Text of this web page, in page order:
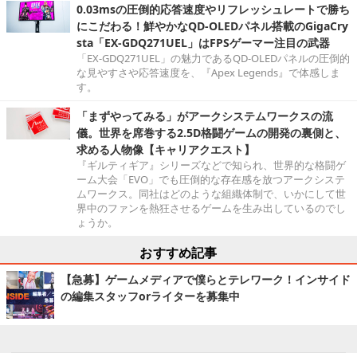
0.03msの圧倒的応答速度やリフレッシュレートで勝ち
にこだわる！鮮やかなQD-OLEDパネル搭載のGigaCry
sta「EX-GDQ271UEL」はFPSゲーマー注目の武器
「EX-GDQ271UEL」の魅力であるQD-OLEDパネルの圧倒的
な見やすさや応答速度を、『Apex Legends』で体感しま
す。
「まずやってみる」がアークシステムワークスの流
儀。世界を席巻する2.5D格闘ゲームの開発の裏側と、
求める人物像【キャリアクエスト】
『ギルティギア』シリーズなどで知られ、世界的な格闘ゲ
ーム大会「EVO」でも圧倒的な存在感を放つアークシステ
ムワークス。同社はどのような組織体制で、いかにして世
界中のファンを熱狂させるゲームを生み出しているのでし
ょうか。
おすすめ記事
【急募】ゲームメディアで僕らとテレワーク！インサイド
の編集スタッフorライターを募集中